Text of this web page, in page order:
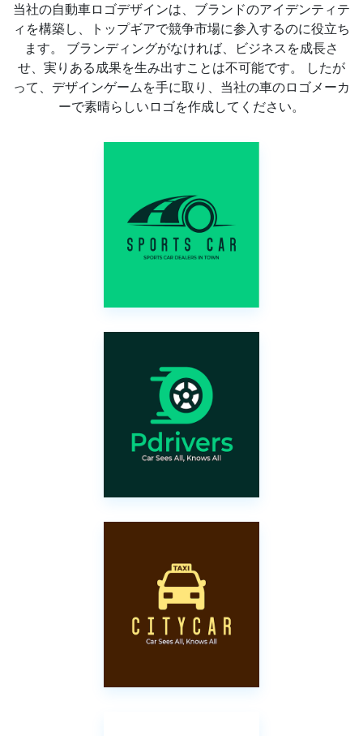
当社の自動車ロゴデザインは、ブランドのアイデンティテ
ィを構築し、トップギアで競争市場に参入するのに役立ち
ます。 ブランディングがなければ、ビジネスを成長さ
せ、実りある成果を生み出すことは不可能です。 したが
って、デザインゲームを手に取り、当社の車のロゴメーカ
ーで素晴らしいロゴを作成してください。